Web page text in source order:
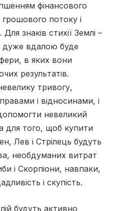
фінансового
потоку і
знаків стихії Землі –
дуже вдалою буде
в яких вони
результатів.
тривогу,
і відносинами, і
невеликий
для того, щоб купити
Лев і Стрілець будуть
необдуманих витрат
і Скорпіони, навпаки,
і скупість.
будуть активно